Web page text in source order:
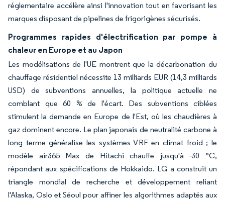
réglementaire accélère ainsi l'innovation tout en favorisant les
marques disposant de pipelines de frigorigènes sécurisés.
Programmes rapides d'électrification par pompe à
chaleur en Europe et au Japon
Les modélisations de l'UE montrent que la décarbonation du
chauffage résidentiel nécessite 13 milliards EUR (14,3 milliards
USD) de subventions annuelles, la politique actuelle ne
comblant que 60 % de l'écart. Des subventions ciblées
stimulent la demande en Europe de l'Est, où les chaudières à
gaz dominent encore. Le plan japonais de neutralité carbone à
long terme généralise les systèmes VRF en climat froid ; le
modèle air365 Max de Hitachi chauffe jusqu'à -30 °C,
répondant aux spécifications de Hokkaido. LG a construit un
triangle mondial de recherche et développement reliant
l'Alaska, Oslo et Séoul pour affiner les algorithmes adaptés aux